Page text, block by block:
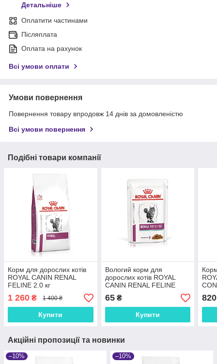
Детальніше
Оплатити частинами
Післяплата
Оплата на рахунок
Всі умови оплати
Умови повернення
Повернення товару впродовж 14 днів за домовленістю
Всі умови повернення
Подібні товари компанії
Корм для дорослих котів
ROYAL CANIN RENAL
FELINE 2.0 кг
1 260 ₴ 1 400 ₴
Купити
Вологий корм для
дорослих котів ROYAL
CANIN RENAL FELINE
65₴
Купити
820
Акційні пропозиції та новинки
–10% –10%